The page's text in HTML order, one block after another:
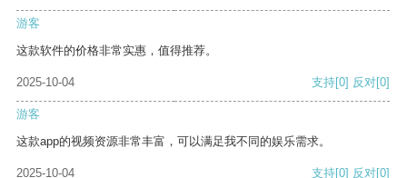
游客
这款软件的价格非常实惠，值得推荐。
2025-10-04 支持[0] 反对[0]
游客
这款app的视频资源非常丰富，可以满足我不同的娱乐需求。
2025-10-04 支持[0] 反对[0]